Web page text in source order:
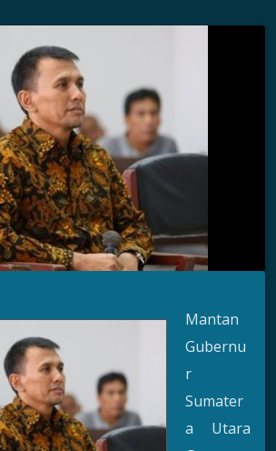
Mantan
Gubernu
r
Sumater
a Utara